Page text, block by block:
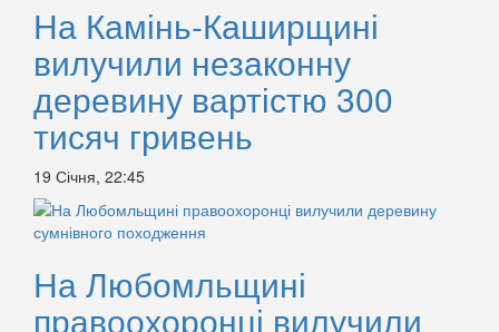
На Камінь-Каширщині
вилучили незаконну
деревину вартістю 300
тисяч гривень
19 Січня, 22:45
На Любомльщині
правоохоронці вилучили